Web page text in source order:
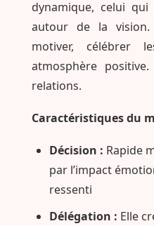
dynamique, celui qui
autour de la
motiver, célébrer
atmosphère
relations.
Caractéristiques du
Décision : Rapide
par l’impact
ressenti
Délégation : Elle